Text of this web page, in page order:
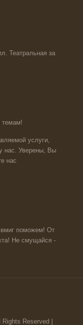
Театральная за
темам!
услуги,
у нас. Уверены, Вы
нас
поможем! От
Не смущайся -
Rights Reserved |